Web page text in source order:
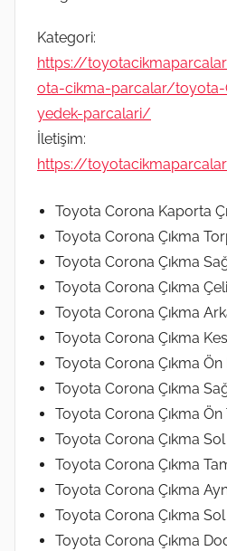
Kategori:
https://
ota-cikma-parcalar/
yedek-parcalari/
İletişim:
https://
Toyota Corona Kaporta
Toyota Corona Çıkma
Toyota Corona Çıkma
Toyota Corona Çıkma
Toyota Corona Çıkma
Toyota Corona Çıkma
Toyota Corona Çıkma Ön
Toyota Corona Çıkma
Toyota Corona Çıkma
Toyota Corona Çıkma Sol
Toyota Corona Çıkma
Toyota Corona Çıkma
Toyota Corona Çıkma
Toyota Corona Çıkma